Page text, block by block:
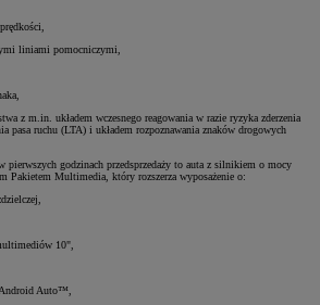
liniami pomocniczymi,
z m.in. układem wczesnego reagowania w razie ryzyka zderzenia
pasa ruchu (LTA) i układem rozpoznawania znaków drogowych
pierwszych godzinach przedsprzedaży to auta z silnikiem o mocy
Pakietem Multimedia, który rozszerza wyposażenie o:
10",
Auto™,